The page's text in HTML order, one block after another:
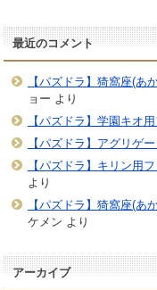
最近のコメント
【パズドラ】猗窩座(あ
ョー より
【パズドラ】学園キオ
【パズドラ】アグリゲ
【パズドラ】キリン用
より
【パズドラ】猗窩座(あ
ケメン より
アーカイブ